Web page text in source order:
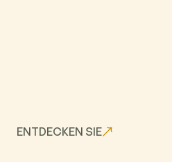
ENTDECKEN SIE